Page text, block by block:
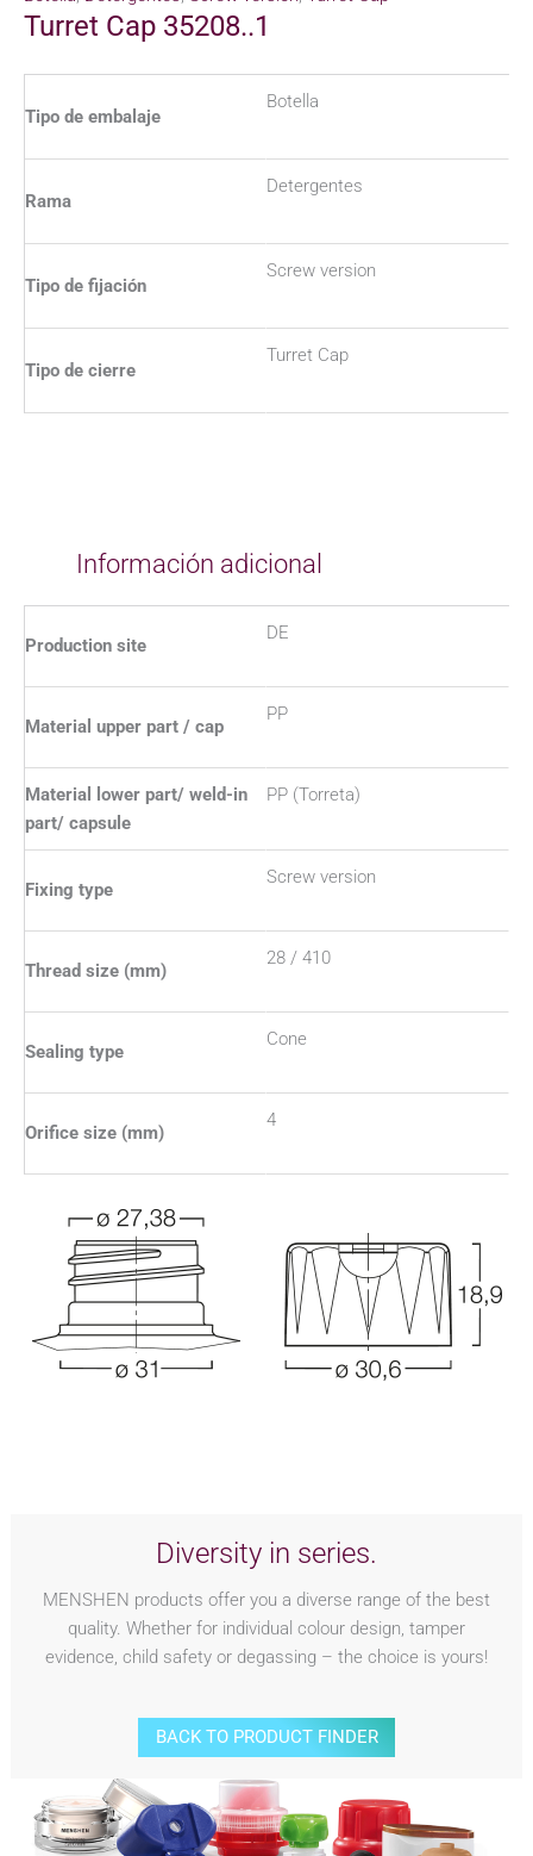
Turret Cap 35208..1
Tipo de embalaje
Botella
Rama
Detergentes
Tipo de fijación
Screw version
Tipo de cierre
Turret Cap
Información adicional
Production site
DE
Material upper part / cap
PP
Material lower part/ weld-in
part/ capsule
PP (Torreta)
Fixing type
Screw version
Thread size (mm)
28 / 410
Sealing type
Cone
Orifice size (mm)
4
Diversity in series.
MENSHEN products offer you a diverse range of the best
quality. Whether for individual colour design, tamper
evidence, child safety or degassing – the choice is yours!
BACK TO PRODUCT FINDER